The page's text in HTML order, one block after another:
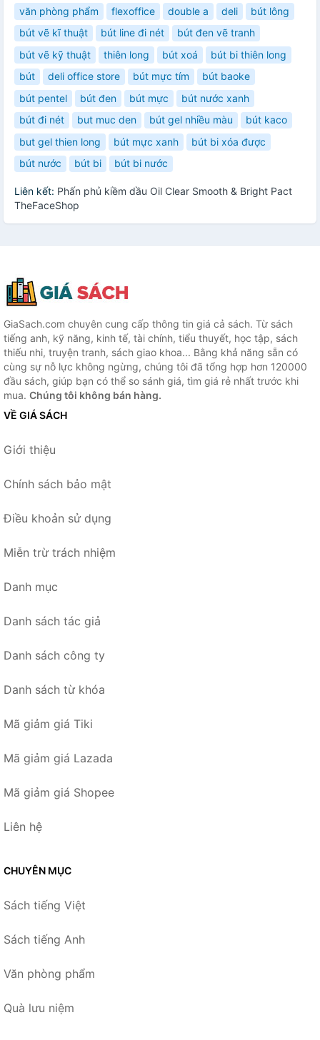
văn phòng phẩm flexoffice double a deli
bút lông
bút vẽ kĩ thuật
bút line đi nét
bút đen vẽ tranh
bút vẽ kỹ thuật
thiên long bút xoá
bút bi thiên long
bút
deli office store bút mực tím
bút baoke
bút pentel
bút đen bút mực
bút nước xanh
bút đi nét
but muc den bút gel nhiều màu
bút kaco
but gel thien long
bút mực xanh
bút bi xóa được
bút nước
bút bi bút bi nước
Liên kết: Phấn phủ kiềm dầu Oil Clear Smooth & Bright Pact
TheFaceShop
GiaSach.com chuyên cung cấp thông tin giá cả sách. Từ sách
tiếng anh, kỹ năng, kinh tế, tài chính, tiểu thuyết, học tập, sách
thiếu nhi, truyện tranh, sách giao khoa... Bằng khả năng sẵn có
cùng sự nỗ lực không ngừng, chúng tôi đã tổng hợp hơn 120000
đầu sách, giúp bạn có thể so sánh giá, tìm giá rẻ nhất trước khi
mua. Chúng tôi không bán hàng.
VỀ GIÁ SÁCH
Giới thiệu
Chính sách bảo mật
Điều khoản sử dụng
Miễn trừ trách nhiệm
Danh mục
Danh sách tác giả
Danh sách công ty
Danh sách từ khóa
Mã giảm giá Tiki
Mã giảm giá Lazada
Mã giảm giá Shopee
Liên hệ
CHUYÊN MỤC
Sách tiếng Việt
Sách tiếng Anh
Văn phòng phẩm
Quà lưu niệm